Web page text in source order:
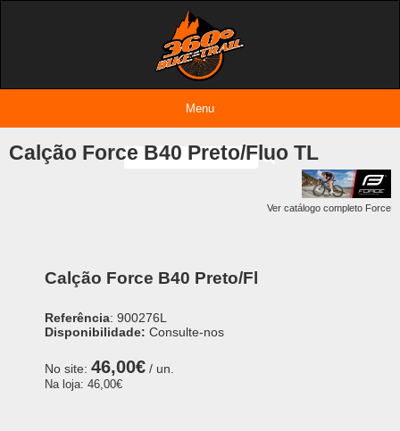
Entrar
Menu
Calção Force B40 Preto/Fluo TL
Ver catálogo completo Force
Calção Force B40 Preto/Fl
Referência: 900276L
Disponibilidade: Consulte-nos
No site: 46,00€ / un.
Na loja: 46,00€